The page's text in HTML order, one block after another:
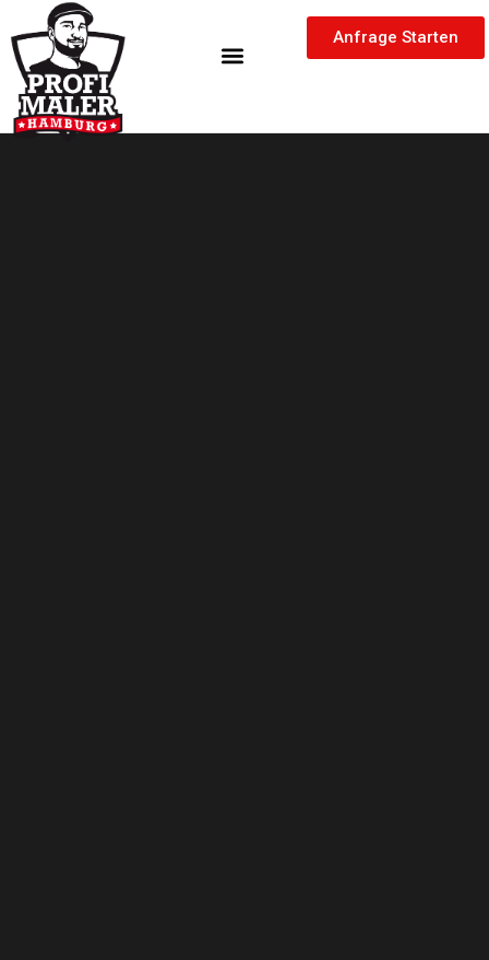
springen
Inhalt
springen
Anfrage Starten